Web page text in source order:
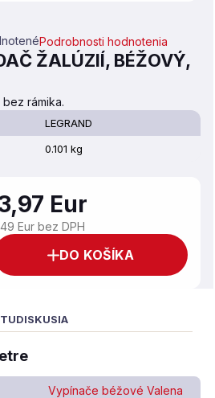
je 0,0 z 5 hviezdičiek.
Podrobnosti hodnotenia
ŽALÚZIÍ, BÉŽOVÝ,
rámika.
LEGRAND
0.101 kg
Eur
Eur bez DPH
DO KOŠÍKA
DISKUSIA
Vypínače béžové Valena